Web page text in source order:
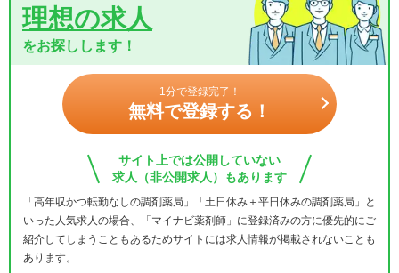
理想の求人
をお探しします！
1分で登録完了！
無料で登録する！
サイト上では公開していない
求人（非公開求人）もあります
「高年収かつ転勤なしの調剤薬局」「土日休み＋平日休みの調剤薬局」と
いった人気求人の場合、「マイナビ薬剤師」に登録済みの方に優先的にご
紹介してしまうこともあるためサイトには求人情報が掲載されないことも
あります。